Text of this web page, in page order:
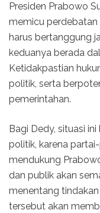
Presiden Prabowo
memicu perdebatan
harus bertanggung
keduanya berada
Ketidakpastian
politik, serta
pemerintahan.
Bagi Dedy, situasi
politik, karena
mendukung
dan publik akan
menentang
tersebut akan